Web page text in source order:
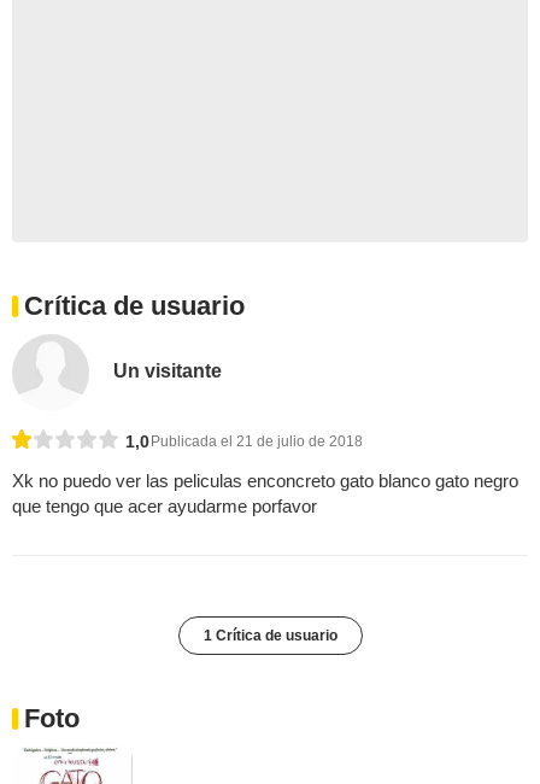
Crítica de usuario
Un visitante
1,0 Publicada el 21 de julio de 2018
Xk no puedo ver las peliculas enconcreto gato blanco gato negro
que tengo que acer ayudarme porfavor
1 Crítica de usuario
Foto